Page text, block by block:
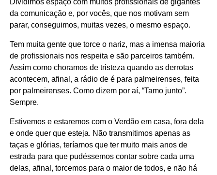
Dividimos espaço com muitos profissionais de gigantes
da comunicação e, por vocês, que nos motivam sem
parar, conseguimos, muitas vezes, o mesmo espaço.
Tem muita gente que torce o nariz, mas a imensa maioria
de profissionais nos respeita e são parceiros também.
Assim como choramos de tristeza quando as derrotas
acontecem, afinal, a rádio de é para palmeirenses, feita
por palmeirenses. Como dizem por aí, “Tamo junto”.
Sempre.
Estivemos e estaremos com o Verdão em casa, fora dela
e onde quer que esteja. Não transmitimos apenas as
taças e glórias, teríamos que ter muito mais anos de
estrada para que pudéssemos contar sobre cada uma
delas, afinal, torcemos para o maior de todos, e não há